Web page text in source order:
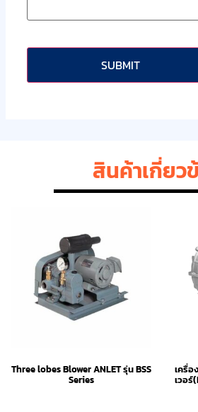
สินค้าเกี่ยว
Three lobes Blower ANLET รุ่น BSS
Series
เครื่อ
เวอร์